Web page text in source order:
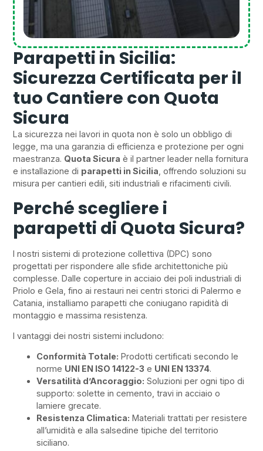
Parapetti in Sicilia:
Sicurezza Certificata per il
tuo Cantiere con Quota
Sicura
La sicurezza nei lavori in quota non è solo un obbligo di
legge, ma una garanzia di efficienza e protezione per ogni
maestranza. Quota Sicura è il partner leader nella fornitura
e installazione di parapetti in Sicilia , offrendo soluzioni su
misura per cantieri edili, siti industriali e rifacimenti civili.
Perché scegliere i
parapetti di Quota Sicura?
I nostri sistemi di protezione collettiva (DPC) sono
progettati per rispondere alle sfide architettoniche più
complesse. Dalle coperture in acciaio dei poli industriali di
Priolo e Gela, fino ai restauri nei centri storici di Palermo e
Catania, installiamo parapetti che coniugano rapidità di
montaggio e massima resistenza.
I vantaggi dei nostri sistemi includono:
Conformità Totale: Prodotti certificati secondo le
norme UNI EN ISO 14122-3 e UNI EN 13374.
Versatilità d’Ancoraggio: Soluzioni per ogni tipo di
supporto: solette in cemento, travi in acciaio o
lamiere grecate.
Resistenza Climatica: Materiali trattati per resistere
all’umidità e alla salsedine tipiche del territorio
siciliano.